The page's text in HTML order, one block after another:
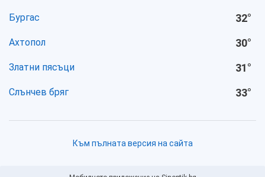
Бургас 32°
Ахтопол 30°
Златни пясъци 31°
Слънчев бряг 33°
Към пълната версия на сайта